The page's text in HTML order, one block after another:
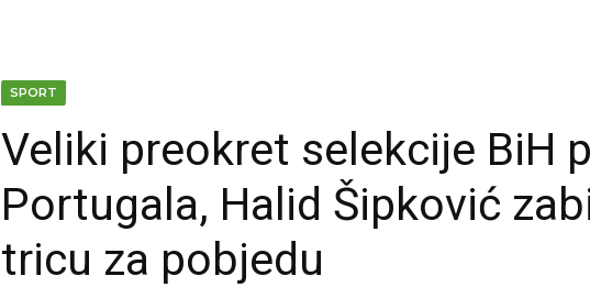
SPORT
Veliki preokret selekcije BiH
Portugala, Halid Šipković
tricu za pobjedu